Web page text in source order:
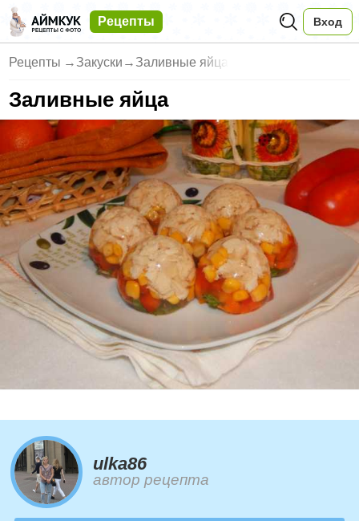
Рецепты Вход
Рецепты → Закуски → Заливные яйца
Заливные яйца
ulka86
автор рецепта